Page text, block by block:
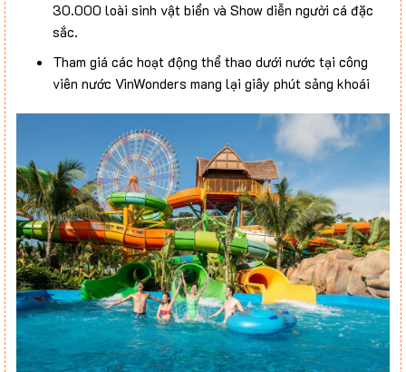
30.000 loài sinh vật biển và Show diễn người cá đặc
sắc.
Tham giá các hoạt động thể thao dưới nước tại công
viên nước VinWonders mang lại giây phút sảng khoái